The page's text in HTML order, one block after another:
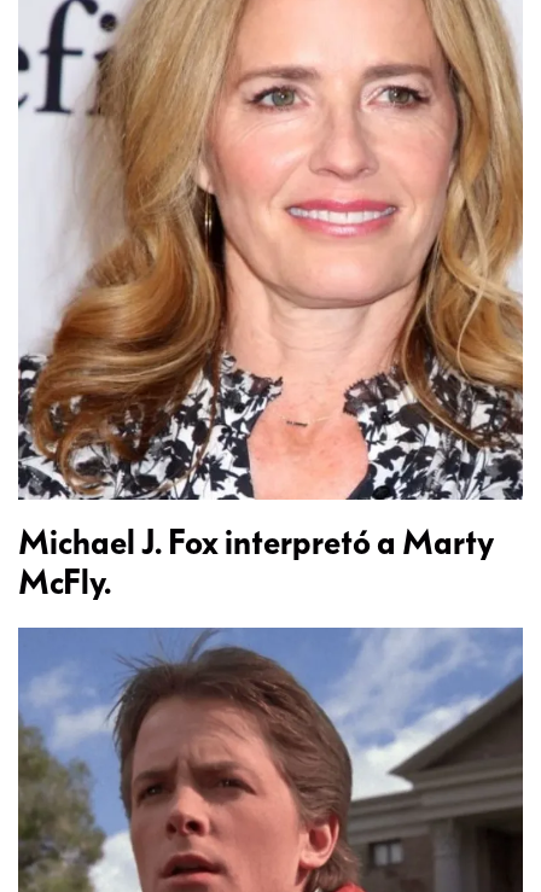
Michael J. Fox interpretó a Marty
McFly.